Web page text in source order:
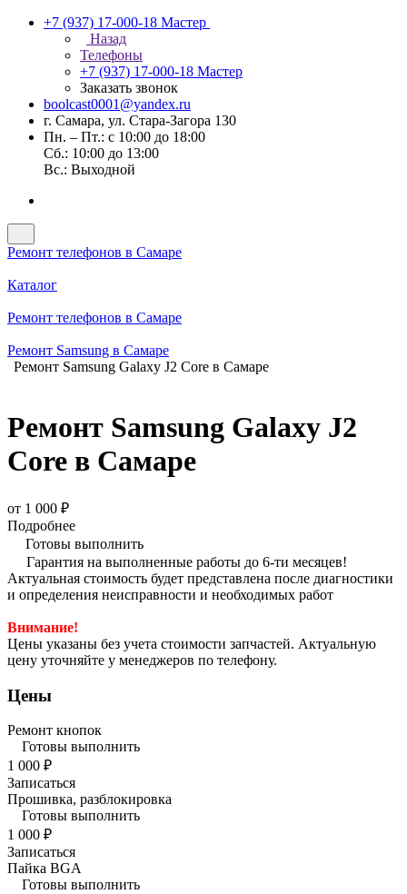
+7 (937) 17-000-18 Мастер
Назад
Телефоны
+7 (937) 17-000-18 Мастер
Заказать звонок
boolcast0001@yandex.ru
г. Самара, ул. Стара-Загора 130
Пн. – Пт.: с 10:00 до 18:00
Сб.: 10:00 до 13:00
Вс.: Выходной
Ремонт телефонов в Самаре
Каталог
Ремонт телефонов в Самаре
Ремонт Samsung в Самаре
Ремонт Samsung Galaxy J2 Core в Самаре
Ремонт Samsung Galaxy J2
Core в Самаре
от 1 000 ₽
Подробнее
Готовы выполнить
Гарантия на выполненные работы до 6-ти месяцев!
Актуальная стоимость будет представлена после диагностики
и определения неисправности и необходимых работ
Внимание!
Цены указаны без учета стоимости запчастей. Актуальную
цену уточняйте у менеджеров по телефону.
Цены
Ремонт кнопок
Готовы выполнить
1 000 ₽
Записаться
Прошивка, разблокировка
Готовы выполнить
1 000 ₽
Записаться
Пайка BGA
Готовы выполнить